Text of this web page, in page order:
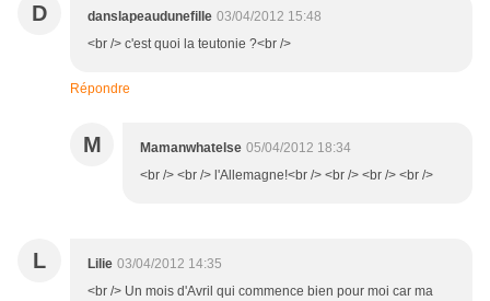
D danslapeaudunefille 03/04/2012 15:48
<br /> c'est quoi la teutonie ?<br />
Répondre
M Mamanwhatelse 05/04/2012 18:34
<br /> <br /> l'Allemagne!<br /> <br /> <br /> <br />
L Lilie 03/04/2012 14:35
<br /> Un mois d'Avril qui commence bien pour moi car ma